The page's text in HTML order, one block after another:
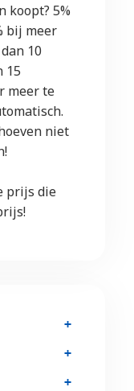
koopt? 5%
bij meer
10
15
meer te
niet
prijs die